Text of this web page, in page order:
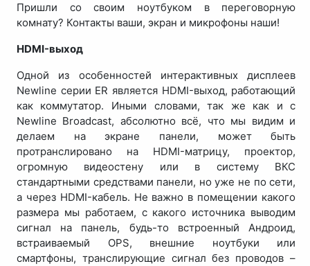
Пришли со своим ноутбуком в переговорную
комнату? Контакты ваши, экран и микрофоны наши!
HDMI-выход
Одной из особенностей интерактивных дисплеев
Newline серии ER является HDMI-выход, работающий
как коммутатор. Иными словами, так же как и с
Newline Broadcast, абсолютно всё, что мы видим и
делаем на экране панели, может быть
протранслировано на HDMI-матрицу, проектор,
огромную видеостену или в систему ВКС
стандартными средствами панели, но уже не по сети,
а через HDMI-кабель. Не важно в помещении какого
размера мы работаем, с какого источника выводим
сигнал на панель, будь-то встроенный Андроид,
встраиваемый OPS, внешние ноутбуки или
смартфоны, транслирующие сигнал без проводов –